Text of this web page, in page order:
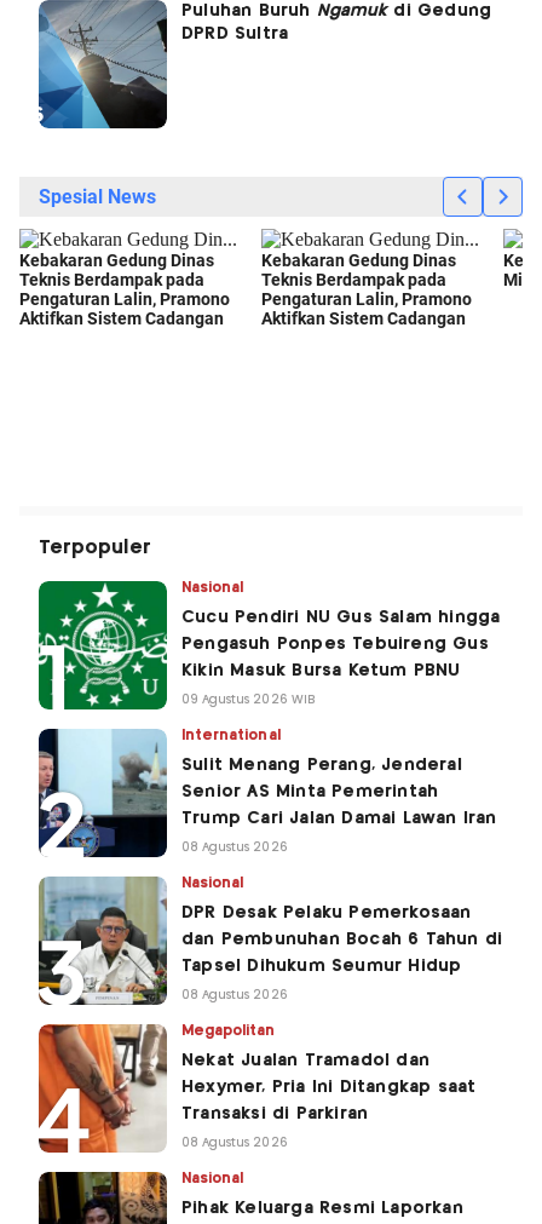
Puluhan Buruh Ngamukdi Gedung
DPRD Sultra
Terpopuler
Nasional
Cucu Pendiri NU Gus Salam hingga
Pengasuh Ponpes Tebuireng Gus
Kikin Masuk Bursa Ketum PBNU
09 Agustus 2026 WIB
International
Sulit Menang Perang, Jenderal
Senior AS Minta Pemerintah
Trump Cari Jalan Damai Lawan Iran
08 Agustus 2026
Nasional
DPR Desak Pelaku Pemerkosaan
dan Pembunuhan Bocah 6 Tahun di
Tapsel Dihukum Seumur Hidup
08 Agustus 2026
Megapolitan
Nekat Jualan Tramadol dan
Hexymer, Pria Ini Ditangkap saat
Transaksi di Parkiran
08 Agustus 2026
Nasional
Pihak Keluarga Resmi Laporkan